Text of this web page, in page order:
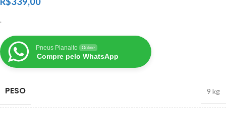
.
Pneus Planalto Online
Compre pelo WhatsApp
PESO 9 kg